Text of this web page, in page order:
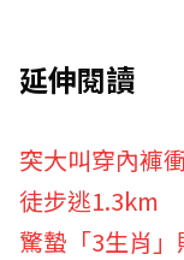
延伸閱讀
突大叫穿內褲
徒步逃1.3km
驚蟄「3生肖